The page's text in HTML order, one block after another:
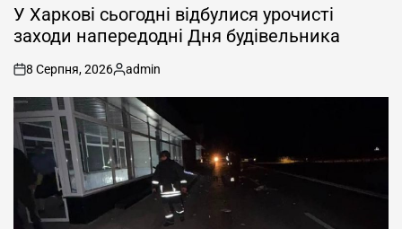
УУ Харкові сьогодні відбулися урочисті
заходи напередодні Дня будівельника
on
8 Серпня, 2026
Опубліковано
admin